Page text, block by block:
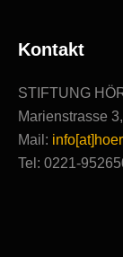
Kontakt
STIFTUNG
Marienstrasse
Mail:
Tel: 0221-